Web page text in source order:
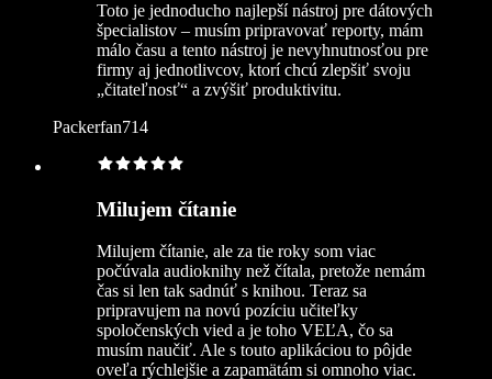
Toto je jednoducho najlepší nástroj pre dátových
špecialistov – musím pripravovať reporty, mám
málo času a tento nástroj je nevyhnutnosťou pre
firmy aj jednotlivcov, ktorí chcú zlepšiť svoju
„čitateľnosť“ a zvýšiť produktivitu.
Packerfan714
Milujem čítanie
Milujem čítanie, ale za tie roky som viac
počúvala audioknihy než čítala, pretože nemám
čas si len tak sadnúť s knihou. Teraz sa
pripravujem na novú pozíciu učiteľky
spoločenských vied a je toho VEĽA, čo sa
musím naučiť. Ale s touto aplikáciou to pôjde
oveľa rýchlejšie a zapamätám si omnoho viac.